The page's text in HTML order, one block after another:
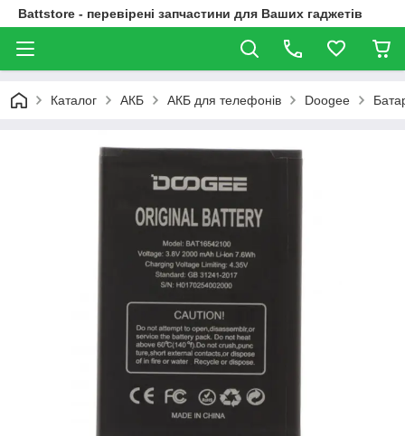
Battstore - перевірені запчастини для Ваших гаджетів
Каталог АКБ АКБ для телефонів Doogee